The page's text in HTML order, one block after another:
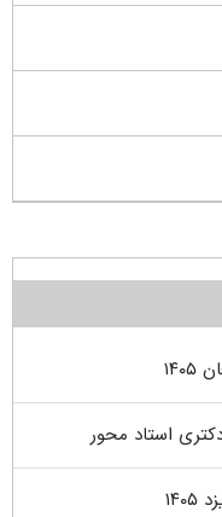
استاد محور